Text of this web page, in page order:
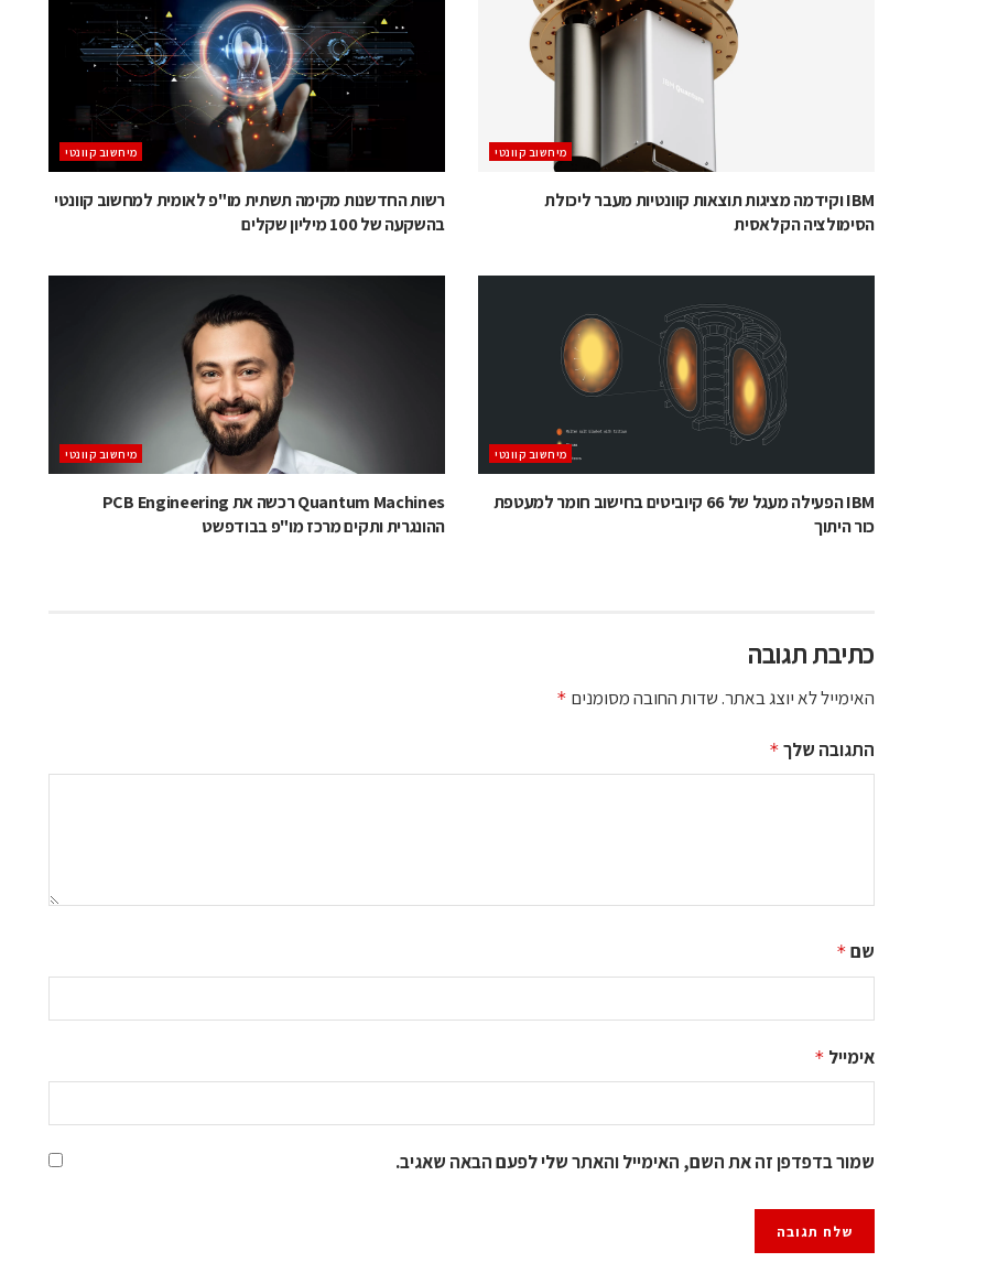
מיחשוב קוונטי
IBM וקידמה מציגות תוצאות קוונטיות מעבר ליכולת
הסימולציה הקלאסית
מיחשוב קוונטי
רשות החדשנות מקימה תשתית מו"פ לאומית למחשוב קוונטי
בהשקעה של 100 מיליון שקלים
מיחשוב קוונטי
IBM הפעילה מעגל של 66 קיוביטים בחישוב חומר למעטפת
כור היתוך
מיחשוב קוונטי
Quantum Machines רכשה את PCB Engineering
ההונגרית ותקים מרכז מו"פ בבודפשט
כתיבת תגובה
האימייל לא יוצג באתר.שדות החובה מסומנים *
התגובה שלך *
שם *
אימייל *
שמור בדפדפן זה את השם, האימייל והאתר שלי לפעם הבאה שאגיב.